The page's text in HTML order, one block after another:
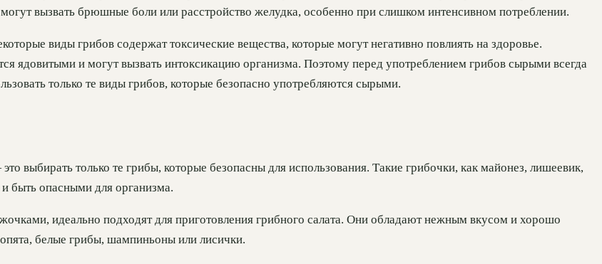
вызвать брюшные боли или расстройство желудка, особенно при слишком интенсивном потреблении.
виды грибов содержат токсические вещества, которые могут негативно повлиять на здоровье.
ядовитыми и могут вызвать интоксикацию организма. Поэтому перед употреблением грибов сырыми всегда
только те виды грибов, которые безопасно употребляются сырыми.
выбирать только те грибы, которые безопасны для использования. Такие грибочки, как майонез, лишеевик,
быть опасными для организма.
идеально подходят для приготовления грибного салата. Они обладают нежным вкусом и хорошо
белые грибы, шампиньоны или лисички.